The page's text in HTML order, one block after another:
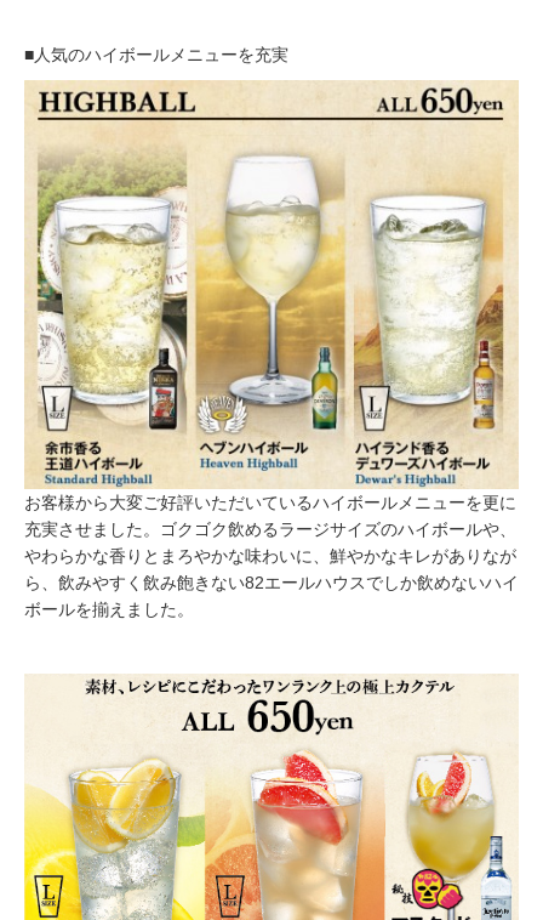
■人気のハイボールメニューを充実
お客様から大変ご好評いただいているハイボールメニューを更に
充実させました。ゴクゴク飲めるラージサイズのハイボールや、
やわらかな香りとまろやかな味わいに、鮮やかなキレがありなが
ら、飲みやすく飲み飽きない82エールハウスでしか飲めないハイ
ボールを揃えました。